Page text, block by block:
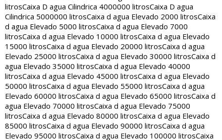
litrosCaixa D agua Cilindrica 4000000 litrosCaixa D agua
Cilindrica 5000000 litrosCaixa d agua Elevado 2000 litrosCaixa
d agua Elevado 5000 litrosCaixa d agua Elevado 7000
litrosCaixa d agua Elevado 10000 litrosCaixa d agua Elevado
15000 litrosCaixa d agua Elevado 20000 litrosCaixa d agua
Elevado 25000 litrosCaixa d agua Elevado 30000 litrosCaixa d
agua Elevado 35000 litrosCaixa d agua Elevado 40000
litrosCaixa d agua Elevado 45000 litrosCaixa d agua Elevado
50000 litrosCaixa d agua Elevado 55000 litrosCaixa d agua
Elevado 60000 litrosCaixa d agua Elevado 65000 litrosCaixa d
agua Elevado 70000 litrosCaixa d agua Elevado 75000
litrosCaixa d agua Elevado 80000 litrosCaixa d agua Elevado
85000 litrosCaixa d agua Elevado 90000 litrosCaixa d agua
Elevado 95000 litrosCaixa d agua Elevado 100000 litrosCaixa